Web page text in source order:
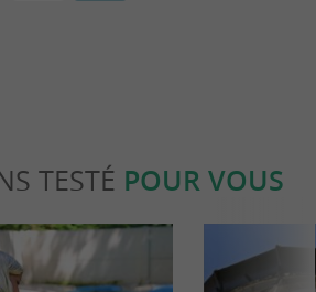
TESTÉ POUR VOUS